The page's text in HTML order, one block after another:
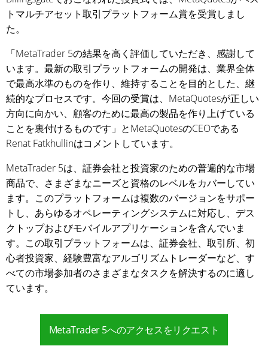
トマルチアセット取引プラットフォーム賞を受賞しまし
た。
「MetaTrader 5の結果を高く評価していただき、感謝して
います。最新の取引プラットフォームの開発は、業界全体
で最高水準のものを作り、維持することを目的とした、継
続的なプロセスです。今回の受賞は、MetaQuotesが正しい
方向に向かい、顧客のために最高の製品を作り上げている
ことを裏付けるものです」とMetaQuotesのCEOである
Renat Fatkhullinはコメントしています。
MetaTrader 5は、証券会社と投資家のための普遍的な市場
商品で、さまざまなニーズと資格のレベルをカバーしてい
ます。このプラットフォームは複数のバージョンをサポー
トし、あらゆるオペレーティングシステムに対応し、デス
クトップおよびモバイルアプリケーションを含んでいま
す。この取引プラットフォームは、証券会社、取引所、初
心者投資家、経験豊富なアルゴリズムトレーダーなど、す
べての市場参加者のさまざまなタスクを解決するのに適し
ています。
MetaTrader 5へのアクセスをリクエスト